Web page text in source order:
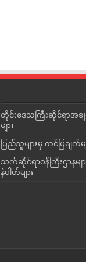
တိုင်းဒေသကြီးဆိုင်ရာအ
များ
ပြည်သူများမှ တင်ပြချက်မ
သက်ဆိုင်ရာဝန်ကြီးဌာနမျာ
နံပါတ်များ